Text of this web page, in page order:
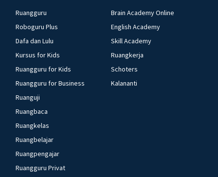
Ruangguru
Roboguru Plus
Dafa dan Lulu
Kursus for Kids
Ruangguru for Kids
Ruangguru for Business
Ruanguji
Ruangbaca
Ruangkelas
Ruangbelajar
Ruangpengajar
Ruangguru Privat
Brain Academy Online
English Academy
Skill Academy
Ruangkerja
Schoters
Kalananti